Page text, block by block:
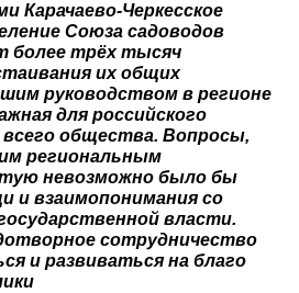
Карачаево-Черкесское
Союза садоводов
более трёх тысяч
их общих
руководством в регионе
для российского
всего общества. Вопросы,
региональным
невозможно было бы
и взаимопонимания со
власти.
сотрудничество
и развиваться на благо